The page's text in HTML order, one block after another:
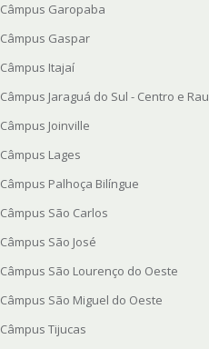
Câmpus Garopaba
Câmpus Gaspar
Câmpus Itajaí
Câmpus Jaraguá do Sul - Centro e Rau
Câmpus Joinville
Câmpus Lages
Câmpus Palhoça Bilíngue
Câmpus São Carlos
Câmpus São José
Câmpus São Lourenço do Oeste
Câmpus São Miguel do Oeste
Câmpus Tijucas